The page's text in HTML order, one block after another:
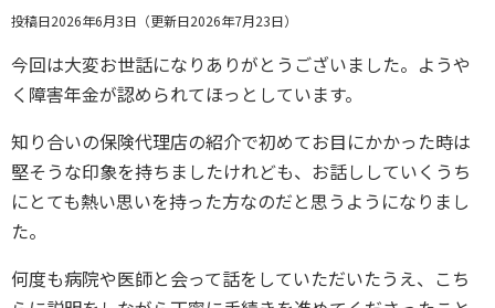
投稿日2026年6月3日 （更新日2026年7月23日）
今回は大変お世話になりありがとうございました。ようや
く障害年金が認められてほっとしています。
知り合いの保険代理店の紹介で初めてお目にかかった時は
堅そうな印象を持ちましたけれども、お話ししていくうち
にとても熱い思いを持った方なのだと思うようになりまし
た。
何度も病院や医師と会って話をしていただいたうえ、こち